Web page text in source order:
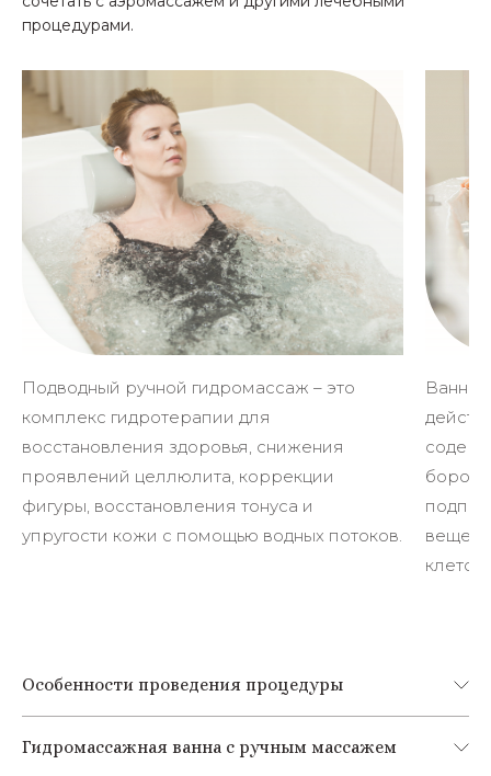
процедурами.
Подводный ручной гидромассаж – это
комплекс гидротерапии для
восстановления здоровья, снижения
проявлений целлюлита, коррекции
фигуры, восстановления тонуса и
упругости кожи с помощью водных потоков.
Ванны
Особенности проведения процедуры
Гидромассажная ванна с ручным массажем